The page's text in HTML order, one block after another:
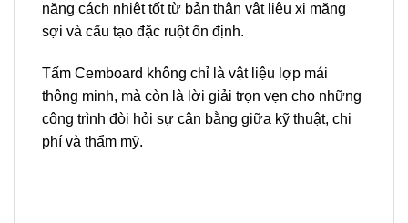
năng cách nhiệt tốt từ bản thân vật liệu xi măng
sợi và cấu tạo đặc ruột ổn định.
Tấm Cemboard không chỉ là vật liệu lợp mái
thông minh, mà còn là lời giải trọn vẹn cho những
công trình đòi hỏi sự cân bằng giữa kỹ thuật, chi
phí và thẩm mỹ.